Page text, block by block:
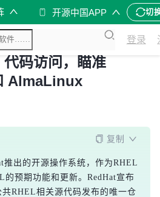
开源中国APP 切
登录
码访问，瞄准
AlmaLinux
复制
推出的开源操作系统，作为RHEL
的预期功能和更新。RedHat宣布
共RHEL相关源代码发布的唯一仓